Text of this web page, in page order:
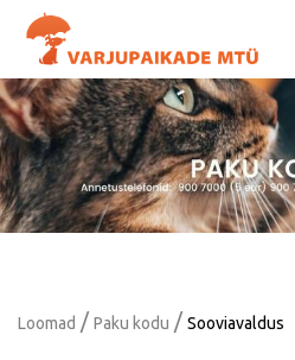
Loomad / Paku kodu / Sooviavaldus